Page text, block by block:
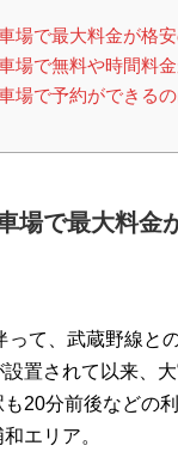
場で最大料金が格
場で無料や時間料金
場で予約ができるの
場で最大料金
って、武蔵野線と
置されて以来、
20分前後などの
エリア。